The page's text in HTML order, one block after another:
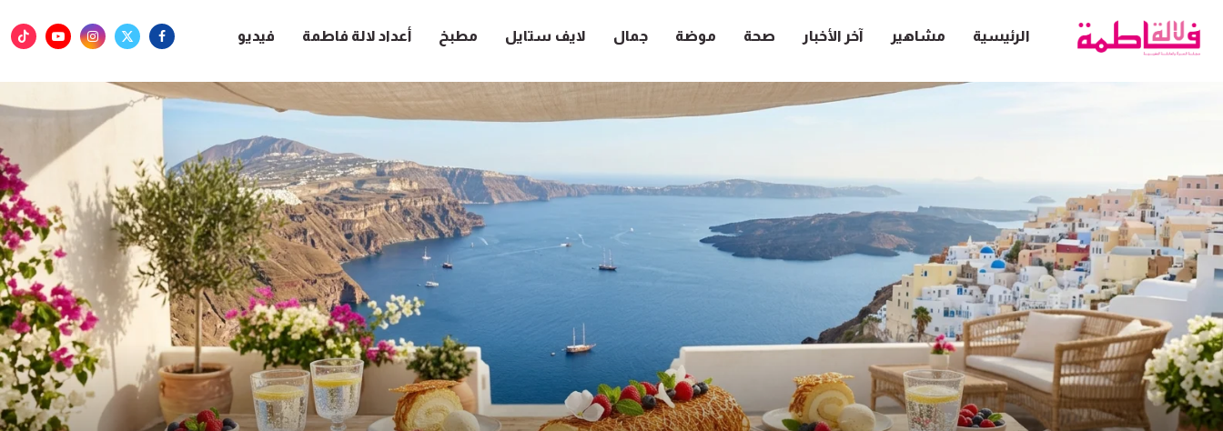
الرئيسية مشاهير آخر الأخبار صحة موضة جمال لايف ستايل مطبخ أعداد لالة فاطمة فيديو